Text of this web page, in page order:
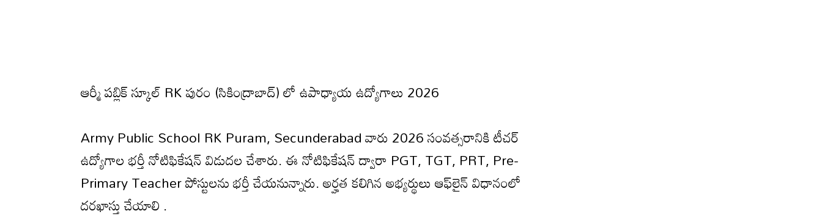
ఆర్మీ పబ్లిక్ స్కూల్ RK పురం (సికింద్రాబాద్) లో ఉపాధ్యాయ ఉద్యోగాలు 2026
Army Public School RK Puram, Secunderabad వారు 2026 సంవత్సరానికి టీచర్
ఉద్యోగాల భర్తీ నోటిఫికేషన్ విడుదల చేశారు. ఈ నోటిఫికేషన్ ద్వారా PGT, TGT, PRT, Pre-
Primary Teacher పోస్టులను భర్తీ చేయనున్నారు. అర్హత కలిగిన అభ్యర్థులు ఆఫ్‌లైన్ విధానంలో
దరఖాస్తు చేయాలి .